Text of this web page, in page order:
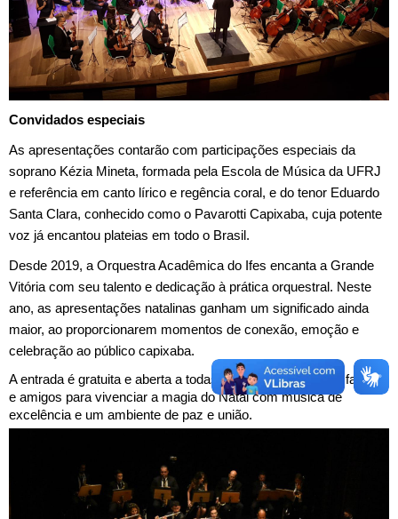
Convidados especiais
As apresentações contarão com participações especiais da
soprano Kézia Mineta, formada pela Escola de Música da UFRJ
e referência em canto lírico e regência coral, e do tenor Eduardo
Santa Clara, conhecido como o Pavarotti Capixaba, cuja potente
voz já encantou plateias em todo o Brasil.
Desde 2019, a Orquestra Acadêmica do Ifes encanta a Grande
Vitória com seu talento e dedicação à prática orquestral. Neste
ano, as apresentações natalinas ganham um significado ainda
maior, ao proporcionarem momentos de conexão, emoção e
celebração ao público capixaba.
A entrada é gratuita e aberta a todas as idades. Traga sua família
e amigos para vivenciar a magia do Natal com música de
excelência e um ambiente de paz e união.